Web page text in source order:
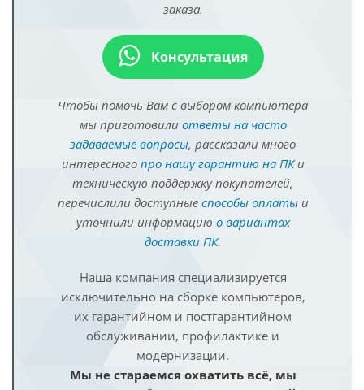
заказа.
Консультация
Чтобы помочь Вам с выбором компьютера
мы приготовили ответы на часто
задаваемые вопросы, рассказали много
интересного про нашу гарантию на ПКи
техническую поддержку покупателей,
перечислили доступные способы оплатыи
уточнили информацию о вариантах
доставки ПК.
Наша компания специализируется
исключительно на сборке компьютеров,
их гарантийном и постгарантийном
обслуживании, профилактике и
модернизации.
Мы не стараемся охватить всё, мы